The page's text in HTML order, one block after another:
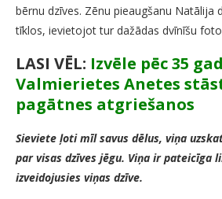
bērnu dzīves. Zēnu pieaugšanu Natālija
tīklos, ievietojot tur dažādas dvīnīšu
LASI VĒL: Izvēle pēc 35
Valmierietes Anetes
pagātnes atgriešanos
Sieviete ļoti mīl savus dēlus, viņa
par visas dzīves jēgu. Viņa ir pateicīga
izveidojusies viņas dzīve.